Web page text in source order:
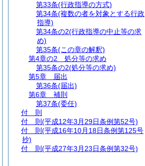
第33条(行政指導の方式)
第34条(複数の者を対象とする行政
指導)
第34条の2(行政指導の中止等の求
め)
第35条(この章の解釈)
第4章の2
処分等の求め
第35条の2(処分等の求め)
第5章
届出
第36条(届出)
第6章
補則
第37条(委任)
付 則
付 則 (平成12年3月29日条例第52号)
付 則 (平成16年10月18日条例第125号
抄)
付 則 (平成27年3月23日条例第32号)